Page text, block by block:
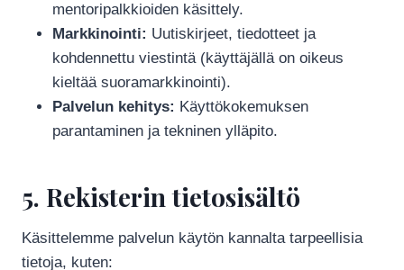
mentoripalkkioiden käsittely.
Markkinointi: Uutiskirjeet, tiedotteet ja
kohdennettu viestintä (käyttäjällä on oikeus
kieltää suoramarkkinointi).
Palvelun kehitys: Käyttökokemuksen
parantaminen ja tekninen ylläpito.
5. Rekisterin tietosisältö
Käsittelemme palvelun käytön kannalta tarpeellisia
tietoja, kuten: